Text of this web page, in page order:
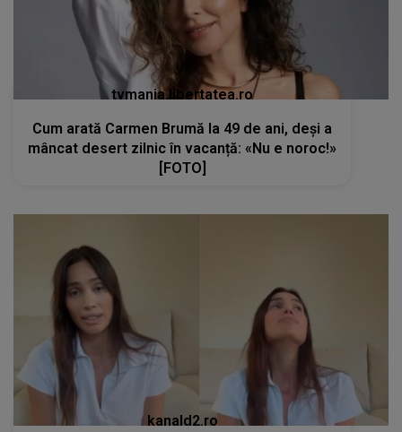
tvmania.libertatea.ro
Cum arată Carmen Brumă la 49 de ani, deși a
mâncat desert zilnic în vacanță: «Nu e noroc!»
[FOTO]
kanald2.ro